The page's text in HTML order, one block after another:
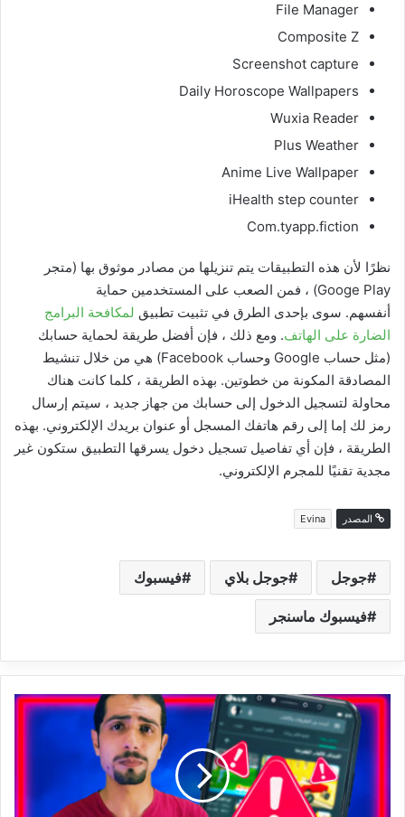
File Manager
Composite Z
Screenshot capture
Daily Horoscope Wallpapers
Wuxia Reader
Plus Weather
Anime Live Wallpaper
iHealth step counter
Com.tyapp.fiction
نظرًا لأن هذه التطبيقات يتم تنزيلها من مصادر موثوق بها (متجر
Googe Play) ، فمن الصعب على المستخدمين حماية
أنفسهم. سوى بإحدى الطرق في تثبيت تطبيق لمكافحة البرامج
الضارة على الهاتف. ومع ذلك ، فإن أفضل طريقة لحماية حسابك
(مثل حساب Google وحساب Facebook) هي من خلال تنشيط
المصادقة المكونة من خطوتين. بهذه الطريقة ، كلما كانت هناك
محاولة لتسجيل الدخول إلى حسابك من جهاز جديد ، سيتم إرسال
رمز لك إما إلى رقم هاتفك المسجل أو عنوان بريدك الإلكتروني. بهذه
الطريقة ، فإن أي تفاصيل تسجيل دخول يسرقها التطبيق ستكون غير
مجدية تقنيًا للمجرم الإلكتروني.
المصدر Evina
جوجل جوجل بلاي فيسبوك
فيسبوك ماسنجر
حلول
مشكلة
التحميل